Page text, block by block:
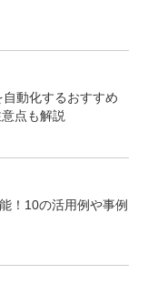
自動化するおすすめ
点も解説
！10の活用例や事例